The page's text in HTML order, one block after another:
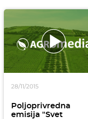
28/11/2015
Poljoprivredna
emisija "Svet